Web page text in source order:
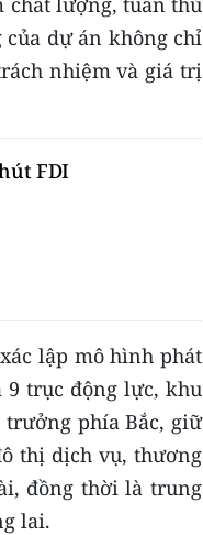
dự án không chỉ
nhiệm và giá trị
FDI
lập mô hình phát
trục động lực, khu
phía Bắc, giữ
thị dịch vụ, thương
đồng thời là trung
lai.